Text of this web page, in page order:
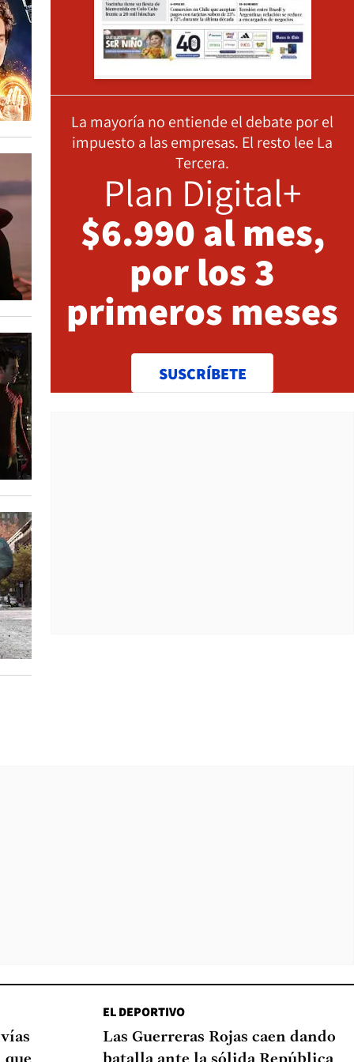
La mayoría no entiende el debate por el
impuesto a las empresas. El resto lee La
Tercera.
Plan Digital+
$6.990 al mes,
por los 3
primeros meses
SUSCRÍBETE
EL DEPORTIVO
Las Guerreras Rojas caen dando